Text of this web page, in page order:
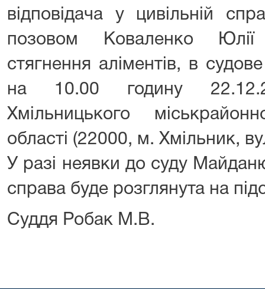
відповідача у цивільній
позовом Коваленко
стягнення аліментів, в
на 10.00 годину
Хмільницького
області (22000, м. Хмільник,
У разі неявки до суду
справа буде розглянута на
Суддя Робак М.В.